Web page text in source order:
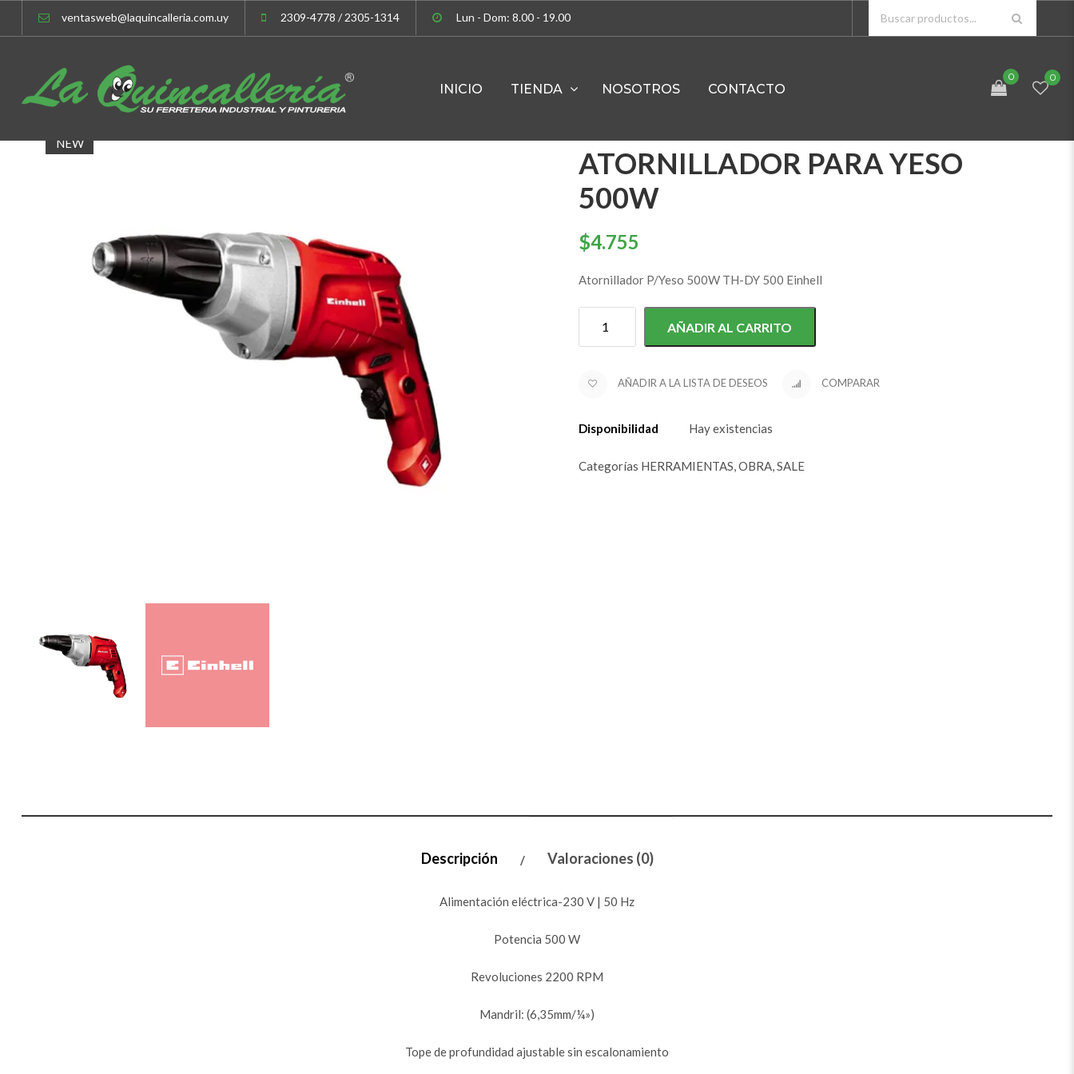
ventasweb@laquincalleria.com.uy 2309-4778 / 2305-1314 Lun - Dom: 8.00 - 19.00
INICIO TIENDA NOSOTROS CONTACTO
0 0
NEW
ATORNILLADOR PARA YESO
500W
$4.755
Atornillador P/Yeso 500W TH-DY 500 Einhell
AÑADIR AL CARRITO
AÑADIR A LA LISTA DE DESEOS COMPARAR
Disponibilidad Hay existencias
Categorías HERRAMIENTAS,OBRA,SALE
Descripción Valoraciones (0)
Alimentación eléctrica-230 V | 50 Hz
Potencia 500 W
Revoluciones 2200 RPM
Mandril: (6,35mm/¼»)
Tope de profundidad ajustable sin escalonamiento